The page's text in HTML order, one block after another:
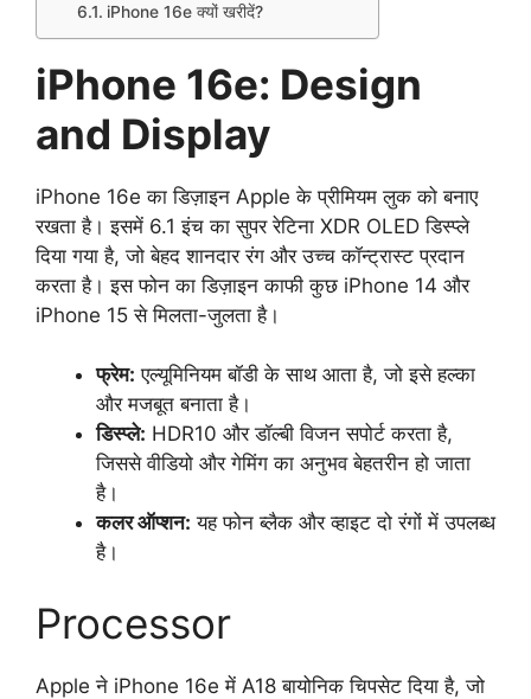
iPhone 16e क्यों खरीदें?
iPhone 16e: Design
and Display
iPhone 16e का डिज़ाइन Apple के प्रीमियम लुक को बनाए
रखता है। इसमें 6.1 इंच का सुपर रेटिना XDR OLED डिस्प्ले
दिया गया है, जो बेहद शानदार रंग और उच्च कॉन्ट्रास्ट प्रदान
करता है। इस फोन का डिज़ाइन काफी कुछ iPhone 14 और
iPhone 15 से मिलता-जुलता है।
फ्रेम: एल्यूमिनियम बॉडी के साथ आता है, जो इसे हल्का
और मजबूत बनाता है।
डिस्प्ले: HDR10 और डॉल्बी विजन सपोर्ट करता है,
जिससे वीडियो और गेमिंग का अनुभव बेहतरीन हो जाता
है।
कलर ऑप्शन: यह फोन ब्लैक और व्हाइट दो रंगों में उपलब्ध
है।
Processor
Apple ने iPhone 16e में A18 बायोनिक चिपसेट दिया है, जो